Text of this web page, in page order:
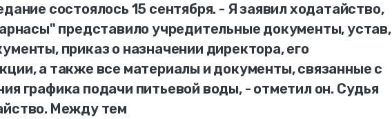
состоялось 15 сентября. - Я заявил ходатайство,
представило учредительные документы, устав,
приказ о назначении директора, его
а также все материалы и документы, связанные с
графика подачи питьевой воды, - отметил он. Судья
Между тем